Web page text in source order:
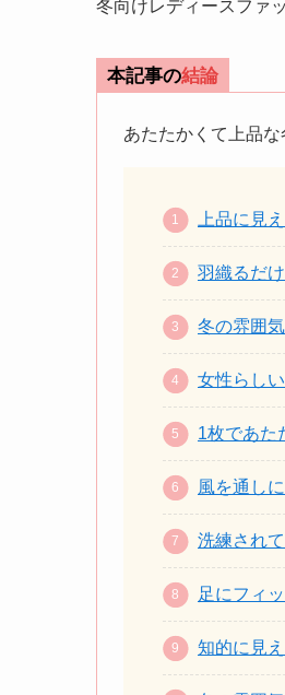
冬向けレディースファ
本記事の結論
あたたかくて上品
上品に見
羽織るだ
冬の雰囲
女性らし
1枚であた
風を通し
洗練され
足にフィ
知的に見